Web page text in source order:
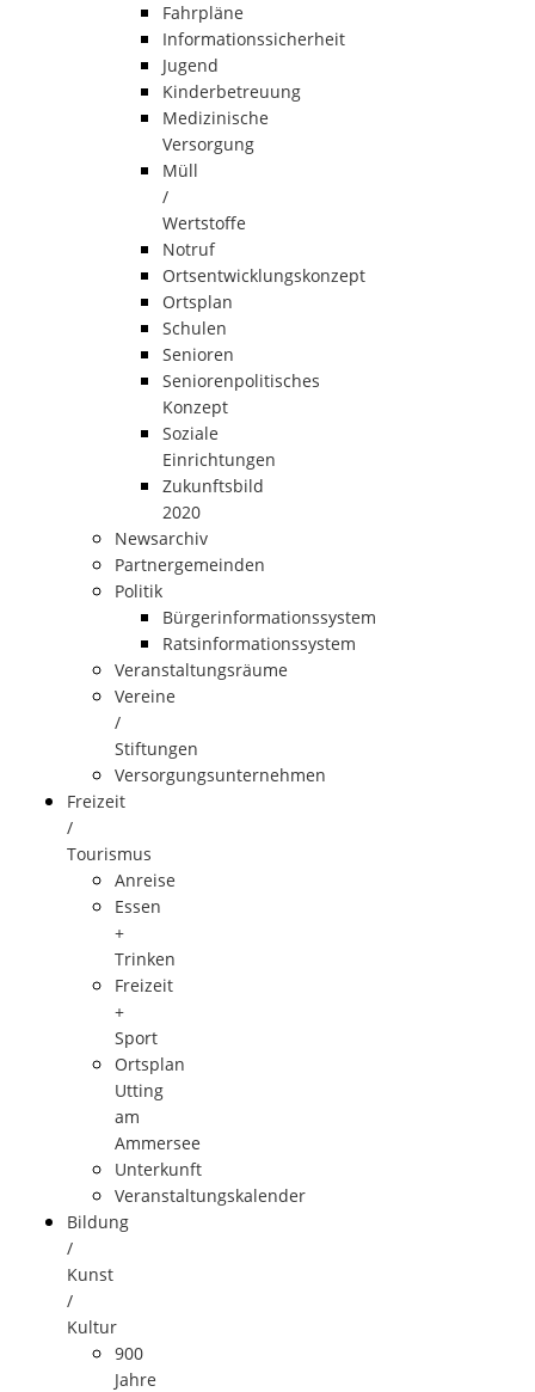
Fahrpläne
Informationssicherheit
Jugend
Kinderbetreuung
Medizinische
Versorgung
Müll
/
Wertstoffe
Notruf
Ortsentwicklungskonzept
Ortsplan
Schulen
Senioren
Seniorenpolitisches
Konzept
Soziale
Einrichtungen
Zukunftsbild
2020
Newsarchiv
Partnergemeinden
Politik
Bürgerinformationssystem
Ratsinformationssystem
Veranstaltungsräume
Vereine
/
Stiftungen
Versorgungsunternehmen
Freizeit
/
Tourismus
Anreise
Essen
+
Trinken
Freizeit
+
Sport
Ortsplan
Utting
am
Ammersee
Unterkunft
Veranstaltungskalender
Bildung
/
Kunst
/
Kultur
900
Jahre